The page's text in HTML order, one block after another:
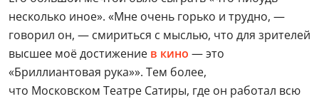
несколько иное». «Мне очень горько и трудно, —
говорил он, — смириться с мыслью, что для зрителей
высшее моё достижение в кино — это
«Бриллиантовая рука»». Тем более,
что Московском Театре Сатиры, где он работал всю